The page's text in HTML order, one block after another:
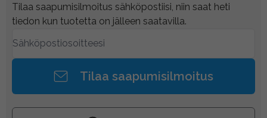
Tilaa saapumisilmoitus sähköpostiisi, niin saat heti
tiedon kun tuotetta on jälleen saatavilla.
Tilaa saapumisilmoitus